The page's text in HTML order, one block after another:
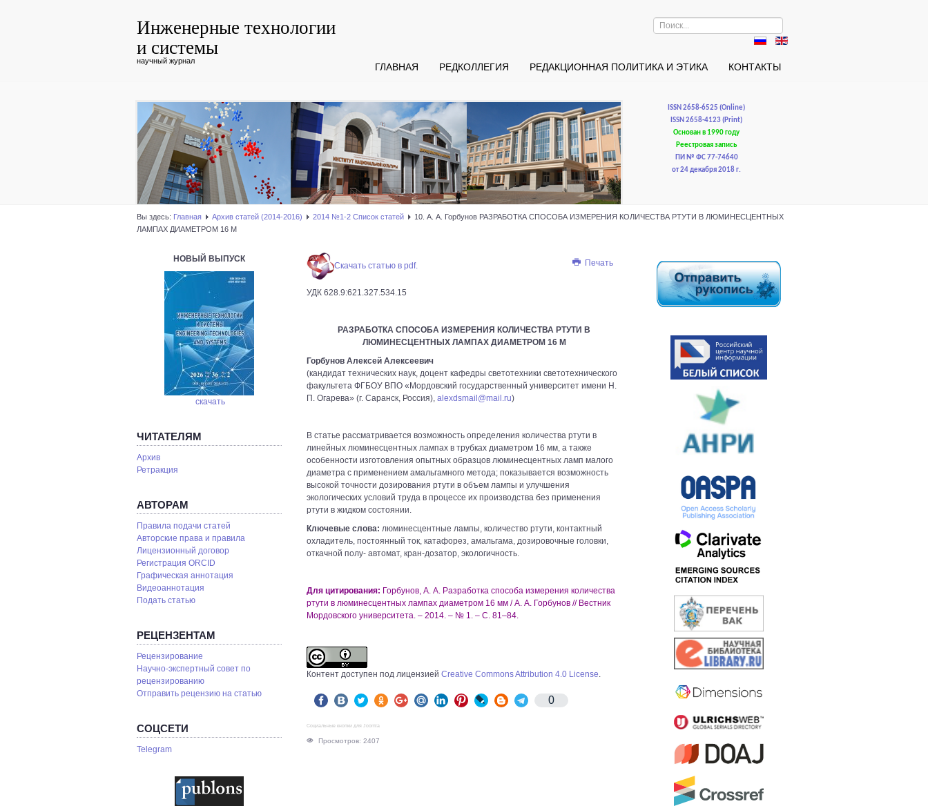
Инженерные технологии
и системы
научный журнал
Искать...
ГЛАВНАЯ РЕДКОЛЛЕГИЯ РЕДАКЦИОННАЯ ПОЛИТИКА И ЭТИКА КОНТАКТЫ
ISSN 2658-6525 (Online)
ISSN 2658-4123 (Print)
Основан в 1990 году
Реестровая запись
ПИ № ФС 77-74640
от 24 декабря 2018 г.
Вы здесь: Главная Архив статей (2014-2016) 2014 №1-2 Список статей
10. А. А. Горбунов РАЗРАБОТКА СПОСОБА ИЗМЕРЕНИЯ КОЛИЧЕСТВА РТУТИ В ЛЮМИНЕСЦЕНТНЫХ
ЛАМПАХ ДИАМЕТРОМ 16 М
НОВЫЙ ВЫПУСК
скачать
ЧИТАТЕЛЯМ
Архив
Ретракция
АВТОРАМ
Правила подачи статей
Авторские права и правила
Лицензионный договор
Регистрация ORCID
Графическая аннотация
Видеоаннотация
Подать статью
РЕЦЕНЗЕНТАМ
Рецензирование
Научно-экспертный совет по
рецензированию
Отправить рецензию на статью
СОЦСЕТИ
Telegram
Печать
Скачать статью в pdf.
УДК 628.9:621.327.534.15
РАЗРАБОТКА СПОСОБА ИЗМЕРЕНИЯ КОЛИЧЕСТВА РТУТИ В
ЛЮМИНЕСЦЕНТНЫХ ЛАМПАХ ДИАМЕТРОМ 16 М
Горбунов Алексей Алексеевич
(кандидат технических наук, доцент кафедры светотехники светотехнического
факультета ФГБОУ ВПО «Мордовский государственный университет имени Н.
П. Огарева» (г. Саранск, Россия), alexdsmail@mail.ru)
В статье рассматривается возможность определения количества ртути в
линейных люминесцентных лампах в трубках диаметром 16 мм, а также
особенности изготовления опытных образцов люминесцентных ламп малого
диаметра с применением амальгамного метода; показывается возможность
высокой точности дозирования ртути в объем лампы и улучшения
экологических условий труда в процессе их производства без применения
ртути в жидком состоянии.
Ключевые слова: люминесцентные лампы, количество ртути, контактный
охладитель, постоянный ток, катафорез, амальгама, дозировочные головки,
откачной полу- автомат, кран-дозатор, экологичность.
Для цитирования: Горбунов, А. А. Разработка способа измерения количества
ртути в люминесцентных лампах диаметром 16 мм / А. А. Горбунов // Вестник
Мордовского университета. – 2014. – № 1. – С. 81–84.
Контент доступен под лицензией Creative Commons Attribution 4.0 License.
0
Социальные кнопки для Joomla
Просмотров: 2407